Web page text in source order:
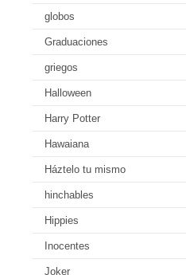
globos
Graduaciones
griegos
Halloween
Harry Potter
Hawaiana
Háztelo tu mismo
hinchables
Hippies
Inocentes
Joker